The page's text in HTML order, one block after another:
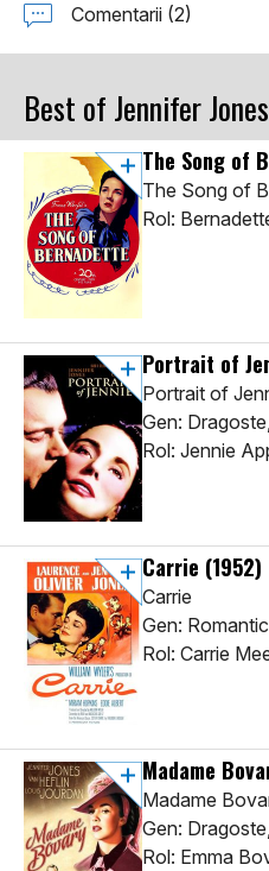
Comentarii (2)
Best of Jennifer Jones
The Song of
The Song of
Rol:
Portrait of
Portrait of
Gen:
Rol: Jennie
Carrie (1952)
Carrie
Gen:
Rol: Carrie
Madame
Madame
Gen:
Rol: Emma